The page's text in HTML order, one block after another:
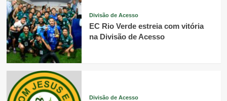
Divisão de Acesso
EC Rio Verde estreia com vitória
na Divisão de Acesso
Divisão de Acesso